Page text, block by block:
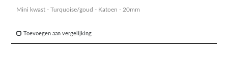
Mini kwast - Turquoise/goud - Katoen - 20mm
Toevoegen aan vergelijking